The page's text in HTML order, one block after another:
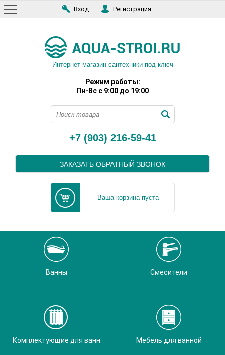
Вход Регистрация
Интернет-магазин сантехники под ключ
Режим работы:
Пн-Вс с 9:00 до 19:00
+7 (903) 216-59-41
ЗАКАЗАТЬ ОБРАТНЫЙ ЗВОНОК
Ваша корзина пуста
Ванны Смесители
Комплектующие для ванн Мебель для ванной